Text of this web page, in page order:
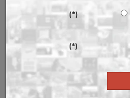
(*)
(*)